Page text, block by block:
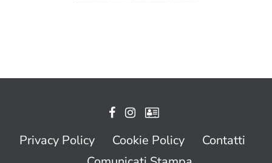
Privacy Policy Cookie Policy
Contatti